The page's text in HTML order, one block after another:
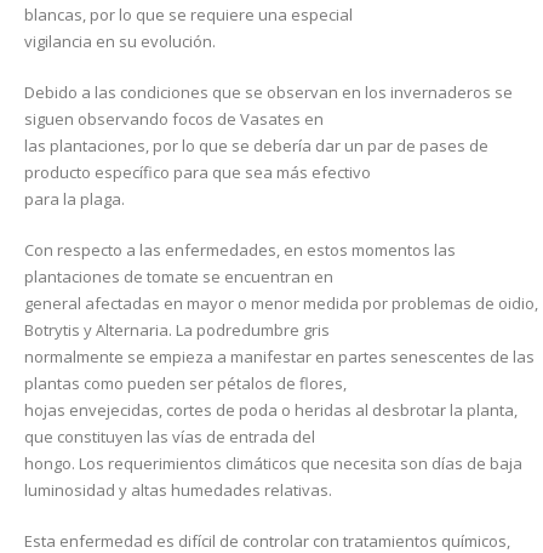
blancas, por lo que se requiere una especial
vigilancia en su evolución.
Debido a las condiciones que se observan en los invernaderos se
siguen observando focos de Vasates en
las plantaciones, por lo que se debería dar un par de pases de
producto específico para que sea más efectivo
para la plaga.
Con respecto a las enfermedades, en estos momentos las
plantaciones de tomate se encuentran en
general afectadas en mayor o menor medida por problemas de oidio,
Botrytis y Alternaria. La podredumbre gris
normalmente se empieza a manifestar en partes senescentes de las
plantas como pueden ser pétalos de flores,
hojas envejecidas, cortes de poda o heridas al desbrotar la planta,
que constituyen las vías de entrada del
hongo. Los requerimientos climáticos que necesita son días de baja
luminosidad y altas humedades relativas.
Esta enfermedad es difícil de controlar con tratamientos químicos,